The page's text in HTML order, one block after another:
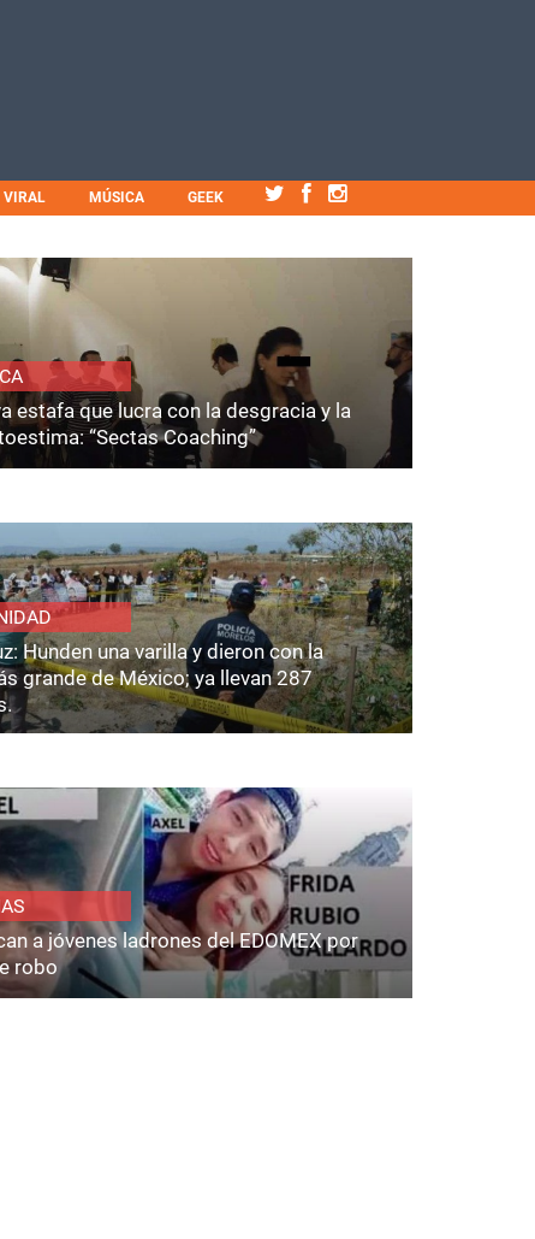
VIRAL MÚSICA GEEK
estafa que lucra con la desgracia y la
“Sectas Coaching”
Hunden una varilla y dieron con la
grande de México; ya llevan 287
a jóvenes ladrones del EDOMEX por
robo